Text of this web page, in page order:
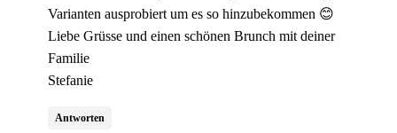
Varianten ausprobiert um es so hinzubekommen 😊
Liebe Grüsse und einen schönen Brunch mit deiner
Familie
Stefanie
Antworten